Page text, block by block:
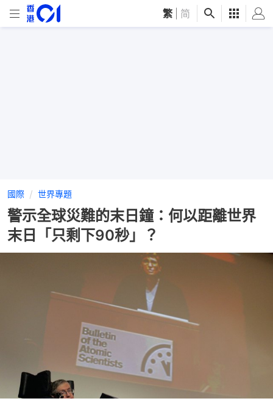
繁 简
國際 世界專題
警示全球災難的末日鐘：何以距離世界
末日「只剩下90秒」？